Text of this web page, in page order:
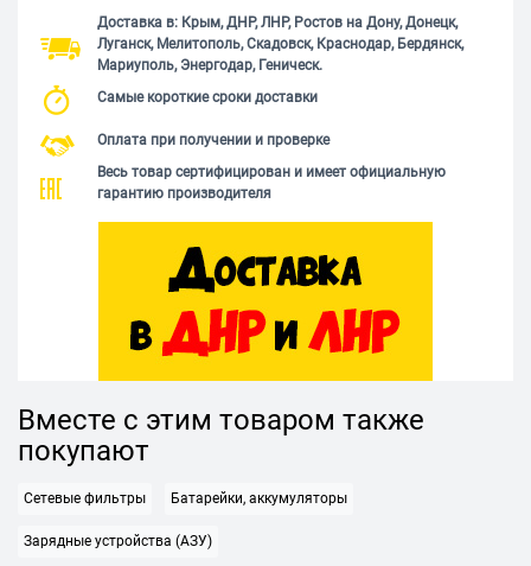
Доставка в: Крым, ДНР, ЛНР, Ростов на Дону, Донецк,
Луганск, Мелитополь, Скадовск, Краснодар, Бердянск,
Мариуполь, Энергодар, Геническ.
Самые короткие сроки доставки
Оплата при получении и проверке
Весь товар сертифицирован и имеет официальную
гарантию производителя
Вместе с этим товаром также
покупают
Сетевые фильтры Батарейки, аккумуляторы
Зарядные устройства (АЗУ)